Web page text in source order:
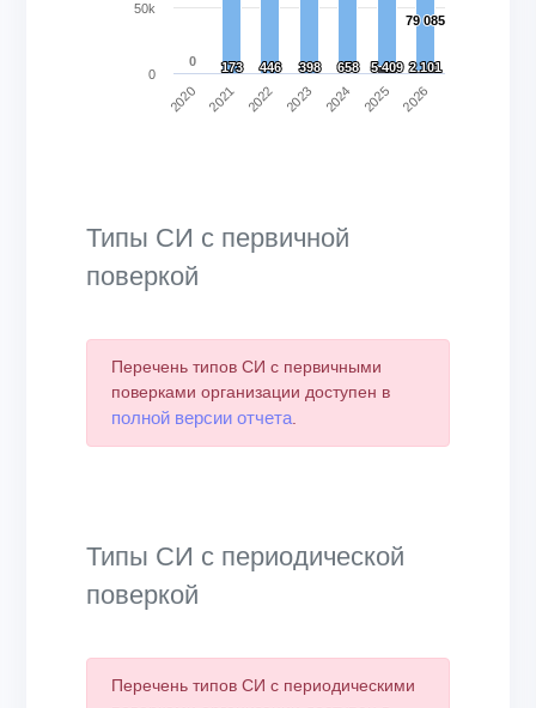
0
79 085
79 085
173
173 446
446 398
398 658
658 5 409
5 409 2 101
2 101
2020 2021 2022 2023 2024 2025 2026
0
50k
Типы СИ с первичной
поверкой
Перечень типов СИ с первичными
поверками организации доступен в
полной версии отчета.
Типы СИ с периодической
поверкой
Перечень типов СИ с периодическими